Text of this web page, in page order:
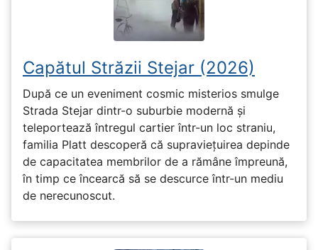
Capătul Străzii Stejar (2026)
După ce un eveniment cosmic misterios smulge
Strada Stejar dintr-o suburbie modernă și
teleportează întregul cartier într-un loc straniu,
familia Platt descoperă că supraviețuirea depinde
de capacitatea membrilor de a rămâne împreună,
în timp ce încearcă să se descurce într-un mediu
de nerecunoscut.